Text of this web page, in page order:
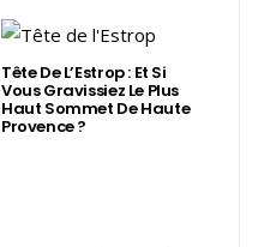
Tête De L’Estrop : Et Si
Vous Gravissiez Le Plus
Haut Sommet De Haute
Provence ?